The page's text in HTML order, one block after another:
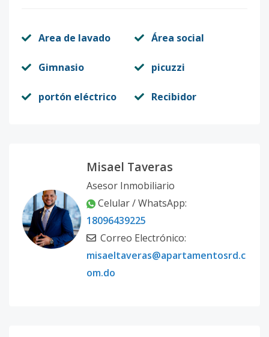
Area de lavado Área social
Gimnasio picuzzi
portón eléctrico Recibidor
Misael Taveras
Asesor Inmobiliario
Celular / WhatsApp:
18096439225
Correo Electrónico:
misaeltaveras@apartamentosrd.c
om.do